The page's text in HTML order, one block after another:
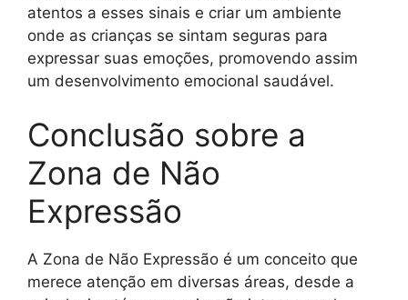
atentos a esses sinais e criar um ambiente
onde as crianças se sintam seguras para
expressar suas emoções, promovendo assim
um desenvolvimento emocional saudável.
Conclusão sobre a
Zona de Não
Expressão
A Zona de Não Expressão é um conceito que
merece atenção em diversas áreas, desde a